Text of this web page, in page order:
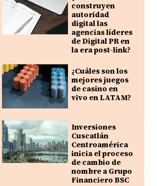
construyen
autoridad
digital las
agencias líderes
de Digital PR en
la era post-link?
¿Cuáles son los
mejores juegos
de casino en
vivo en LATAM?
Inversiones
Cuscatlán
Centroamérica
inicia el proceso
de cambio de
nombre a Grupo
Financiero BSC